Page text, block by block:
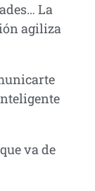
La
agiliza
va de